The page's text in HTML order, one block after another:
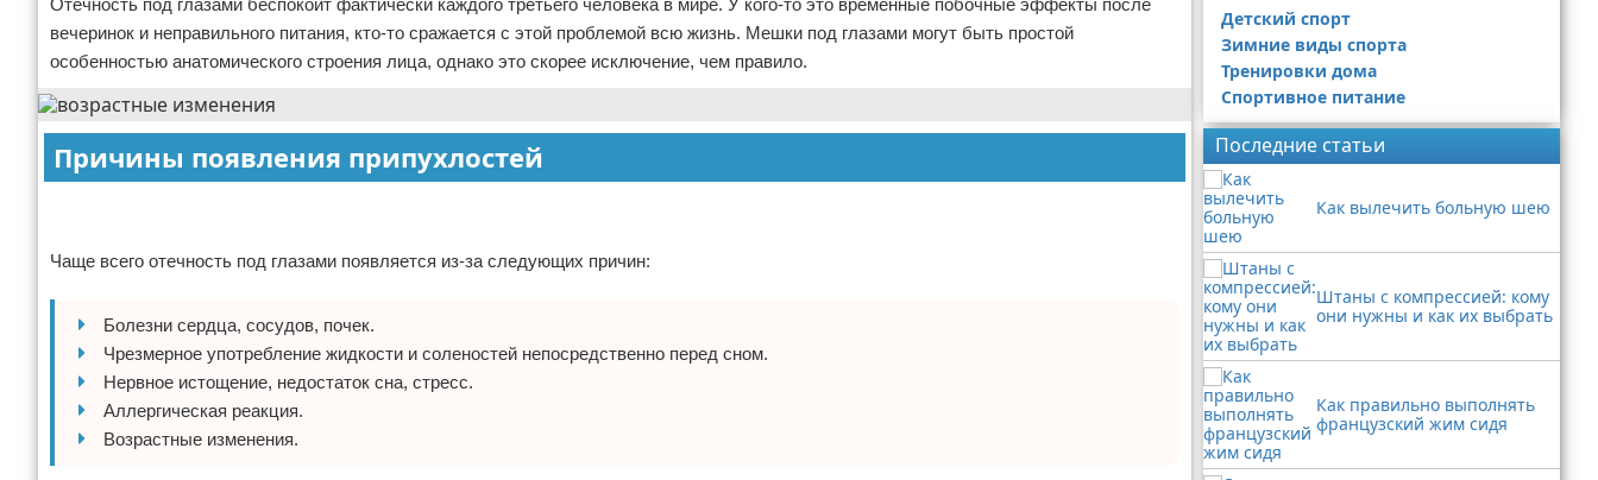
Боевые виды искусства
Теннис
Похудание
Йога и пилатес
Хоккей
Волейбол
Отказ от ответственности
Отечность под глазами беспокоит фактически каждого третьего человека в мире. У кого-то это временные побочные эффекты после
вечеринок и неправильного питания, кто-то сражается с этой проблемой всю жизнь. Мешки под глазами могут быть простой
особенностью анатомического строения лица, однако это скорее исключение, чем правило.
Причины появления припухлостей
Чаще всего отечность под глазами появляется из-за следующих причин:
Болезни сердца, сосудов, почек.
Чрезмерное употребление жидкости и соленостей непосредственно перед сном.
Нервное истощение, недостаток сна, стресс.
Аллергическая реакция.
Возрастные изменения.
Детский спорт
Зимние виды спорта
Тренировки дома
Спортивное питание
Последние статьи
Как вылечить больную шею
Штаны с компрессией: кому
они нужны и как их выбрать
Как правильно выполнять
французский жим сидя